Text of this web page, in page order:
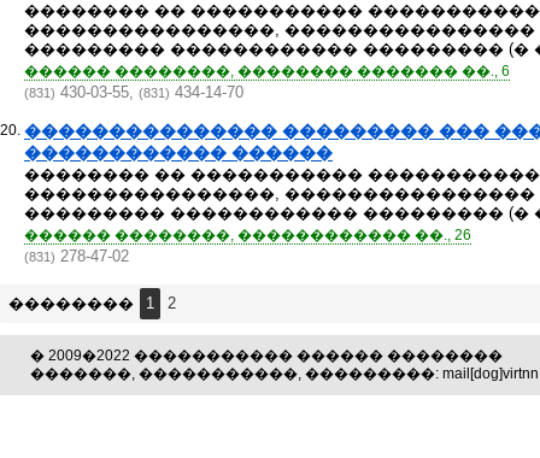
�������� �� �����������
����������������,
��������� ������������ ��������� (�
������ ��������, �������� ������� ��., 6
(831) 430-03-55, (831) 434-14-70
20. ��������������� ��������� ���
������������ ������
�������� �� �����������
����������������,
��������� ������������ ��������� (�
������ ��������, ������������ ��., 26
(831) 278-47-02
�������� 1 2
� 2009�2022 ����������� ������ ��������
�������, �����������, ���������: